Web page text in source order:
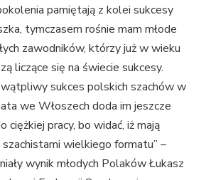
pamiętają z kolei sukcesy
tymczasem rośnie mam młode
zawodników, którzy już w wieku
liczące się na świecie sukcesy.
sukces polskich szachów w
we Włoszech doda im jeszcze
ciężkiej pracy, bo widać, iż mają
wielkiego formatu” –
wynik młodych Polaków Łukasz